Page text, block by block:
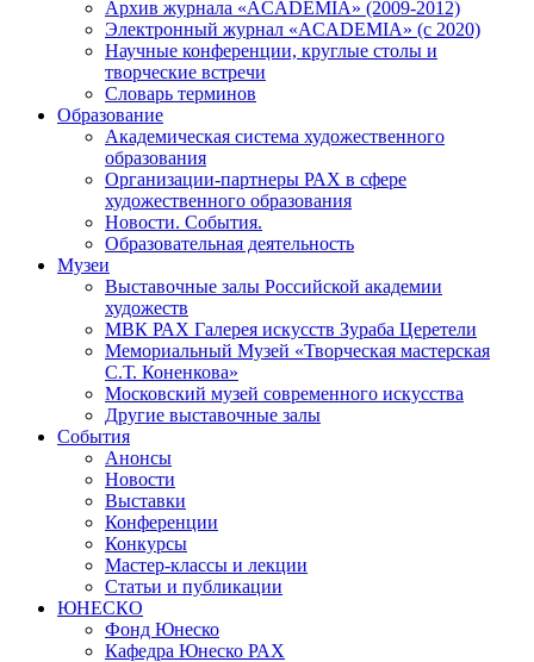
Архив журнала «ACADEMIA» (2009-2012)
Электронный журнал «ACADEMIA» (с 2020)
Научные конференции, круглые столы и
творческие встречи
Словарь терминов
Образование
Академическая система художественного
образования
Организации-партнеры РАХ в сфере
художественного образования
Новости. События.
Образовательная деятельность
Музеи
Выставочные залы Российской академии
художеств
МВК РАХ Галерея искусств Зураба Церетели
Мемориальный Музей «Творческая мастерская
С.Т. Коненкова»
Московский музей современного искусства
Другие выставочные залы
События
Анонсы
Новости
Выставки
Конференции
Конкурсы
Мастер-классы и лекции
Статьи и публикации
ЮНЕСКО
Фонд Юнеско
Кафедра Юнеско РАХ